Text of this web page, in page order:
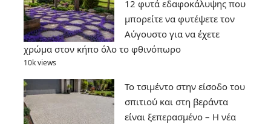
12 φυτά εδαφοκάλυψης που
μπορείτε να φυτέψετε τον
Αύγουστο για να έχετε
χρώμα στον κήπο όλο το φθινόπωρο
10k views
Το τσιμέντο στην είσοδο του
σπιτιού και στη βεράντα
είναι ξεπερασμένο – Η νέα